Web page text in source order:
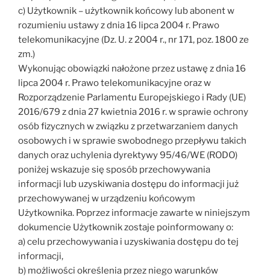
c) Użytkownik – użytkownik końcowy lub abonent w
rozumieniu ustawy z dnia 16 lipca 2004 r. Prawo
telekomunikacyjne (Dz. U. z 2004 r., nr 171, poz. 1800 ze
zm.)
Wykonując obowiązki nałożone przez ustawę z dnia 16
lipca 2004 r. Prawo telekomunikacyjne oraz w
Rozporządzenie Parlamentu Europejskiego i Rady (UE)
2016/679 z dnia 27 kwietnia 2016 r. w sprawie ochrony
osób fizycznych w związku z przetwarzaniem danych
osobowych i w sprawie swobodnego przepływu takich
danych oraz uchylenia dyrektywy 95/46/WE (RODO)
poniżej wskazuje się sposób przechowywania
informacji lub uzyskiwania dostępu do informacji już
przechowywanej w urządzeniu końcowym
Użytkownika. Poprzez informacje zawarte w niniejszym
dokumencie Użytkownik zostaje poinformowany o:
a) celu przechowywania i uzyskiwania dostępu do tej
informacji,
b) możliwości określenia przez niego warunków